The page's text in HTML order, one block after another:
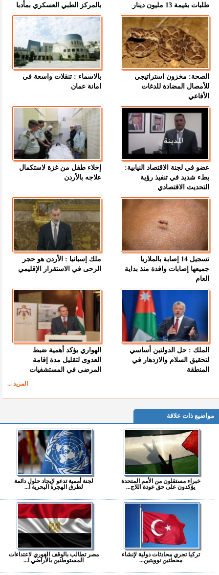
طلبات بقيمة 13 مليون دينار بالمركز الطبي العسكري بمأدبا
الصحة: مخزون استراتيجي
للأمصال المضادة للدغات
الأفاعي
بالاسماء : تنقلات واسعة في
امانة عمان
عضو في لجنة الاقتصاد النيابية:
بطء شديد في تنفيذ رؤية
التحديث الاقتصادي
إخلاء طفل من غزة لاستكمال
علاجه بالأردن
تسجيل 14 إصابة بالملاريا
جميعها إصابات وافدة منذ بداية
العام
ملك إسبانيا : الأردن هو حجر
الرحى في الاستقرار الإقليمي
الملك : حل الدولتين أساسي
لتحقيق السلام والازدهار في
المنطقة
الهواري يؤكد أهمية ضبط
العدوى لتقليل مدة إقامة
المرضى في المستشفيات
المزيد ...
مواضيع ذات علاقة
خبراء مستقلون من الأمم المتحدة
يؤكدون على حق عودة اللاج...
لجنة أممية تدعو لإيجاد حلول دائمة
لطرق الهجرة البحرية ا...
تركيا تجري محادثات دولية لإنشاء
محطتين نوويتين...
مصر تطالب بالوقف الفوري لاعتداءات
المستوطنين بالأراضي ا...